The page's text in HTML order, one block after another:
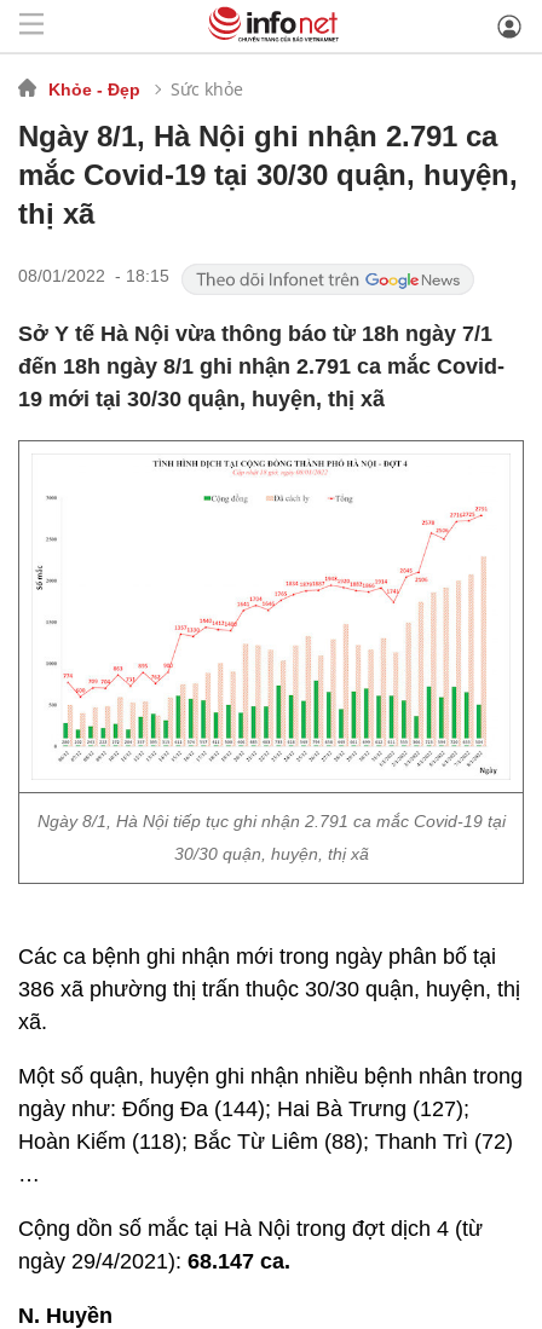
Khỏe - Đẹp Sức khỏe
Ngày 8/1, Hà Nội ghi nhận 2.791 ca
mắc Covid-19 tại 30/30 quận, huyện,
thị xã
08/01/2022 - 18:15
Sở Y tế Hà Nội vừa thông báo từ 18h ngày 7/1
đến 18h ngày 8/1 ghi nhận 2.791 ca mắc Covid-
19 mới tại 30/30 quận, huyện, thị xã
Ngày 8/1, Hà Nội tiếp tục ghi nhận 2.791 ca mắc Covid-19 tại
30/30 quận, huyện, thị xã
Các ca bệnh ghi nhận mới trong ngày phân bố tại
386 xã phường thị trấn thuộc 30/30 quận, huyện, thị
xã.
Một số quận, huyện ghi nhận nhiều bệnh nhân trong
ngày như: Đống Đa (144); Hai Bà Trưng (127);
Hoàn Kiếm (118); Bắc Từ Liêm (88); Thanh Trì (72)
…
Cộng dồn số mắc tại Hà Nội trong đợt dịch 4 (từ
ngày 29/4/2021): 68.147 ca.
N. Huyền